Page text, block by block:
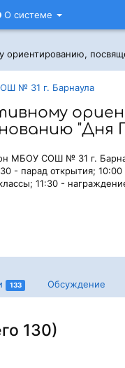
О системе
ориентированию,
№ 31 г. Барнаула
"Дня
МБОУ СОШ № 31 г.
- парад открытия; 10:00
11:30 -
133 Обсуждение
130)